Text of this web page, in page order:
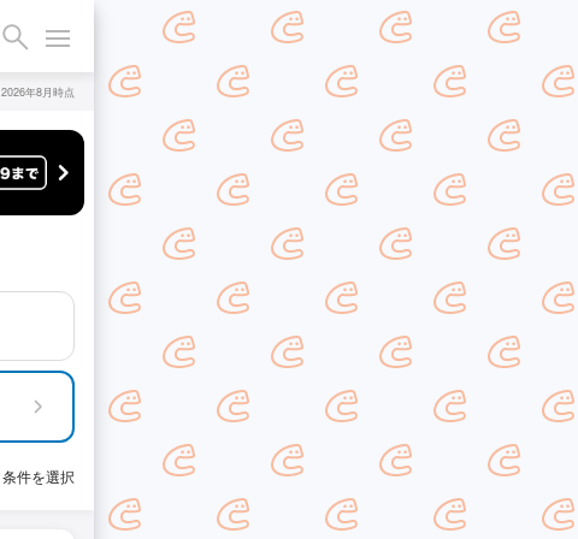
2026年8月時点
条件を選択